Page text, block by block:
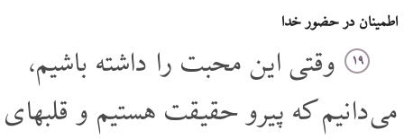
اطمینان در حضور خدا
۱۹ وقتی این محبت را داشته باشیم،
می دانیم که پیرو حقیقت هستیم و قلبهای